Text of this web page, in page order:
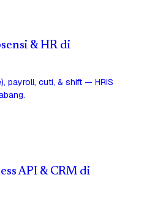
& HR di
payroll, cuti, & shift — HRIS
API & CRM di